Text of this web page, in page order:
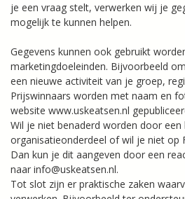
je een vraag stelt, verwerken wij je
mogelijk te kunnen helpen.
Gegevens kunnen ook gebruikt
marketingdoeleinden. Bijvoorbeeld
een nieuwe activiteit van je groep,
Prijswinnaars worden met naam en
website www.uskeatsen.nl
Wil je niet benaderd worden door een
organisatieonderdeel of wil je niet op
Dan kun je dit aangeven door een
naar info@uskeatsen.nl.
Tot slot zijn er praktische zaken